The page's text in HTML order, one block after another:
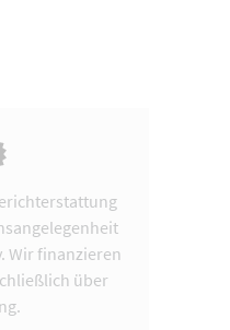
Wir finanzieren
über